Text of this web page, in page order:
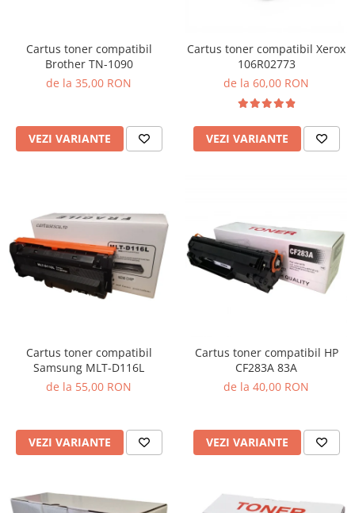
Cartus toner compatibil
Brother TN-1090
de la 35,00 RON
VEZI VARIANTE
Cartus toner compatibil Xerox
106R02773
de la 60,00 RON
VEZI VARIANTE
Cartus toner compatibil
Samsung MLT-D116L
de la 55,00 RON
VEZI VARIANTE
Cartus toner compatibil HP
CF283A 83A
de la 40,00 RON
VEZI VARIANTE